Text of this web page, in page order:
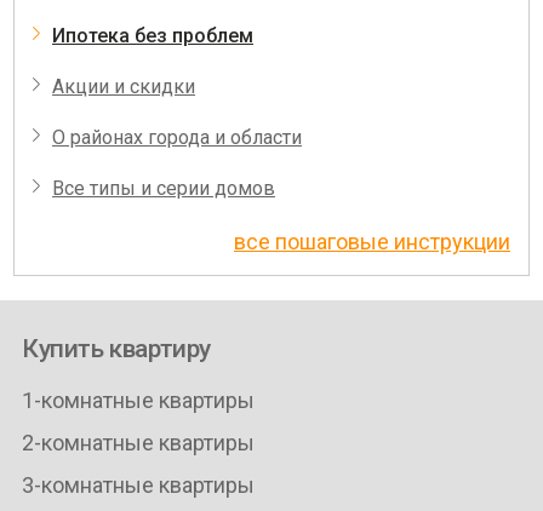
Ипотека без проблем
Акции и скидки
О районах города и области
Все типы и серии домов
все пошаговые инструкции
Купить квартиру
1-комнатные квартиры
2-комнатные квартиры
3-комнатные квартиры